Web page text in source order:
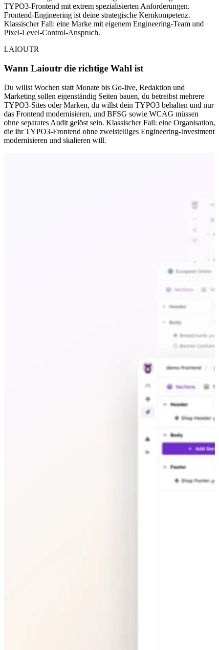
TYPO3-Frontend mit extrem spezialisierten Anforderungen.
Frontend-Engineering ist deine strategische Kernkompetenz.
Klassischer Fall: eine Marke mit eigenem Engineering-Team und
Pixel-Level-Control-Anspruch.
LAIOUTR
Wann Laioutr die richtige Wahl ist
Du willst Wochen statt Monate bis Go-live, Redaktion und
Marketing sollen eigenständig Seiten bauen, du betreibst mehrere
TYPO3-Sites oder Marken, du willst dein TYPO3 behalten und nur
das Frontend modernisieren, und BFSG sowie WCAG müssen
ohne separates Audit gelöst sein. Klassischer Fall: eine Organisation,
die ihr TYPO3-Frontend ohne zweistelliges Engineering-Investment
modernisieren und skalieren will.